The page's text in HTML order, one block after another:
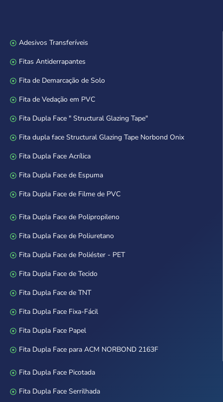
Adesivos Transferíveis
Fitas Antiderrapantes
Fita de Demarcação de Solo
Fita de Vedação em PVC
Fita Dupla Face " Structural Glazing Tape"
Fita dupla face Structural Glazing Tape Norbond Onix
Fita Dupla Face Acrílica
Fita Dupla Face de Espuma
Fita Dupla Face de Filme de PVC
Fita Dupla Face de Polipropileno
Fita Dupla Face de Poliuretano
Fita Dupla Face de Poliéster - PET
Fita Dupla Face de Tecido
Fita Dupla Face de TNT
Fita Dupla Face Fixa-Fácil
Fita Dupla Face Papel
Fita Dupla Face para ACM NORBOND 2163F
Fita Dupla Face Picotada
Fita Dupla Face Serrilhada